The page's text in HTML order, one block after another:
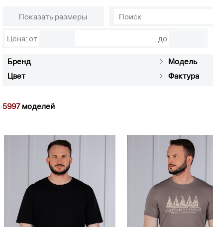
Показать размеры
Цена: от до
Бренд Модель
Цвет
Фактура
5997моделей